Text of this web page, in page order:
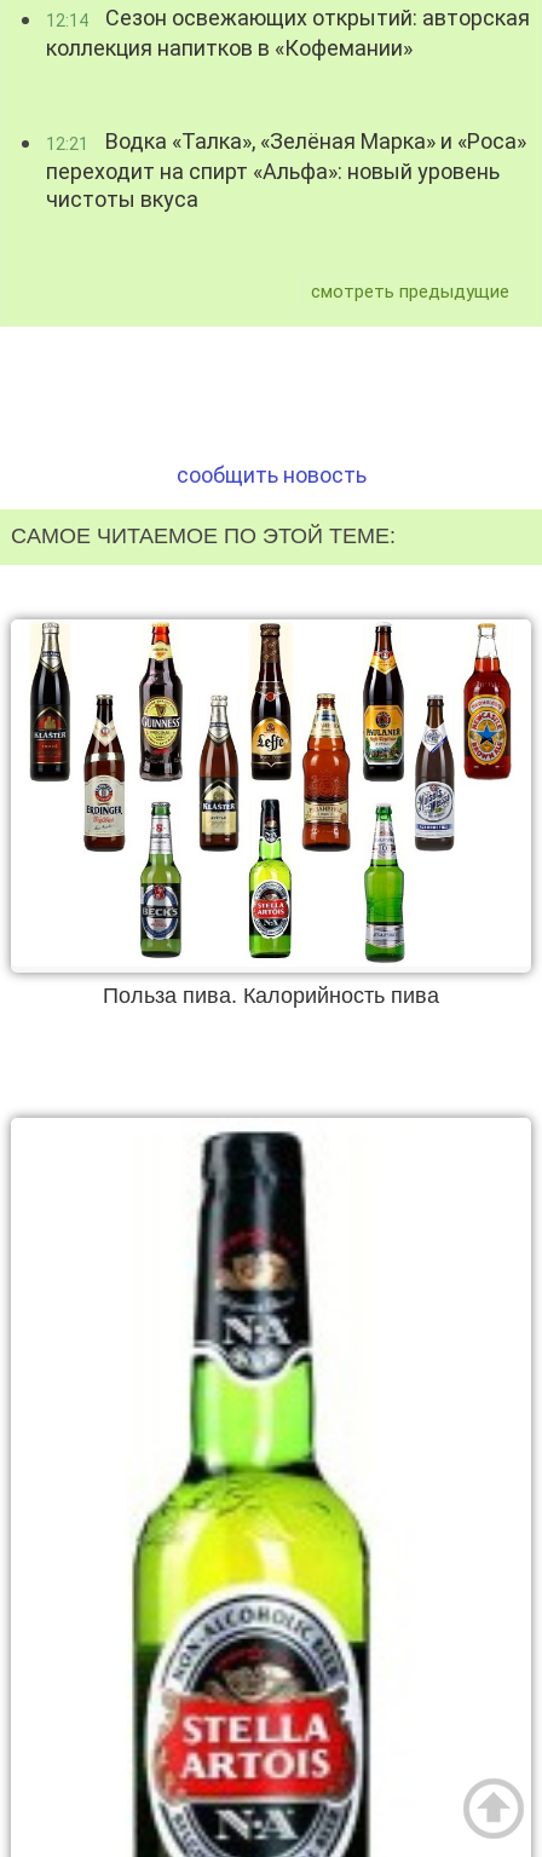
12:14
Сезон освежающих открытий: авторская
коллекция напитков в «Кофемании»
12:21
Водка «Талка», «Зелёная Марка» и «Роса»
переходит на спирт «Альфа»: новый уровень
чистоты вкуса
смотреть предыдущие
сообщить новость
САМОЕ ЧИТАЕМОЕ ПО ЭТОЙ ТЕМЕ:
Польза пива. Калорийность пива